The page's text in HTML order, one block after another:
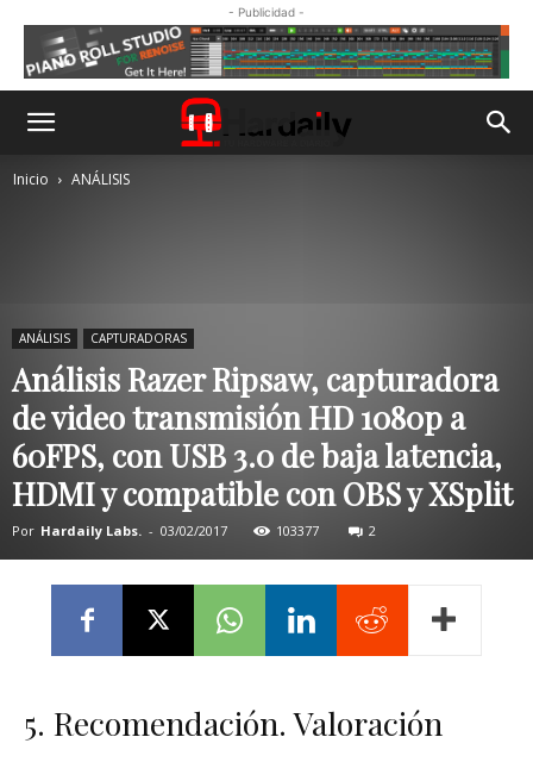
- Publicidad -
Inicio ANÁLISIS
ANÁLISIS CAPTURADORAS
Análisis Razer Ripsaw, capturadora
de video transmisión HD 1080p a
60FPS, con USB 3.0 de baja latencia,
HDMI y compatible con OBS y XSplit
Por Hardaily Labs. - 03/02/2017 103377 2
5. Recomendación. Valoración